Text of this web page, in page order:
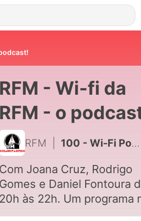
RFM - Wi-fi da
RFM - o
RFM 100 - Wi-Fi Podcast Carolina Deslandes 30 Agosto 2021
Com Joana Cruz, Rodrigo
Gomes e Daniel Fontoura
20h às 22h. Um programa
nos conteúdos que